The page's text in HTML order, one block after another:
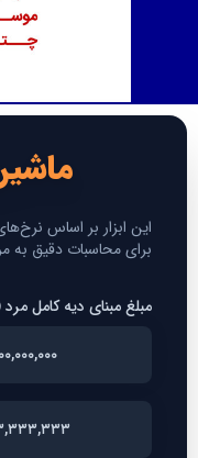
برای محاسبات دقیق به
مبلغ مبنای دیه کامل مرد
۱,۶۰۰,۰۰۰,۰۰۰ تومان
۲,۱۳۳,۳۳۳,۳۳۳ تومان